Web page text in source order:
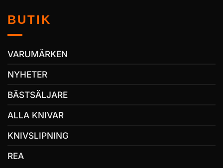
BUTIK
VARUMÄRKEN
NYHETER
BÄSTSÄLJARE
ALLA KNIVAR
KNIVSLIPNING
REA